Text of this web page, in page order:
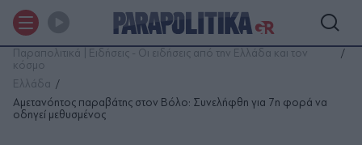
Παραπολιτικά | Ειδήσεις - Οι ειδήσεις από την Ελλάδα και τον
κόσμο
Ελλάδα
Αμετανόητος παραβάτης στον Βόλο: Συνελήφθη για 7η φορά να
οδηγεί μεθυσμένος